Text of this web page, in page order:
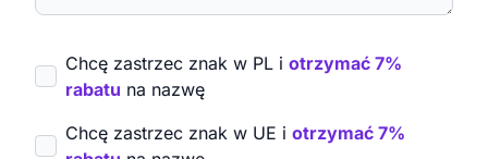
Chcę zastrzec znak w PL i otrzymać 7%
rabatu na nazwę
Chcę zastrzec znak w UE i otrzymać 7%